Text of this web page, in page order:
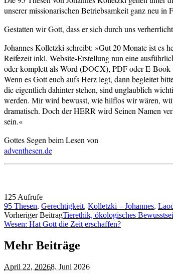
unserer missionarischen Betriebsamkeit ganz neu
Gestatten wir Gott, dass er sich durch uns
Johannes Kolletzki schreibt: »Gut 20 Monate ist es
Reifezeit inkl. Website-Erstellung nun eine
oder komplett als Word (DOCX), PDF oder E-
Wenn es Gott euch aufs Herz legt, dann begleitet
die eigentlich dahinter stehen, sind unglaublich
werden. Mir wird bewusst, wie hilflos wir wären,
dramatisch. Doch der HERR wird Seinen Namen
sein.«
Gottes Segen beim Lesen von
adventhesen.de
125 Aufrufe
95 Thesen, Gerechtigkeit, Kolletzki – Johannes,
Vorheriger BeitragTierethik, ökologisches
Wesen: Hat Gott die Zeit erschaffen?
Mehr Beiträge
April 22, 20268. Juni 2026